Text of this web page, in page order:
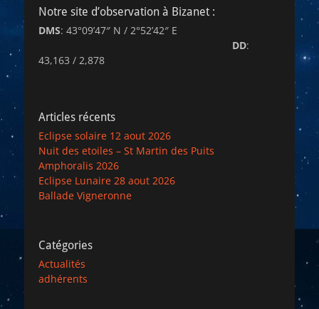
Notre site d’observation à Bizanet :
DMS: 43°09’47″ N / 2°52’42″ E
DD:
43,163 / 2,878
Articles récents
Eclipse solaire 12 aout 2026
Nuit des etoiles – St Martin des Puits
Amphoralis 2026
Eclipse Lunaire 28 aout 2026
Ballade Vigneronne
Catégories
Actualités
adhérents